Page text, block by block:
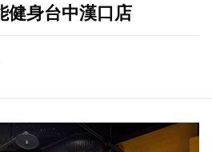
健身台中漢口店